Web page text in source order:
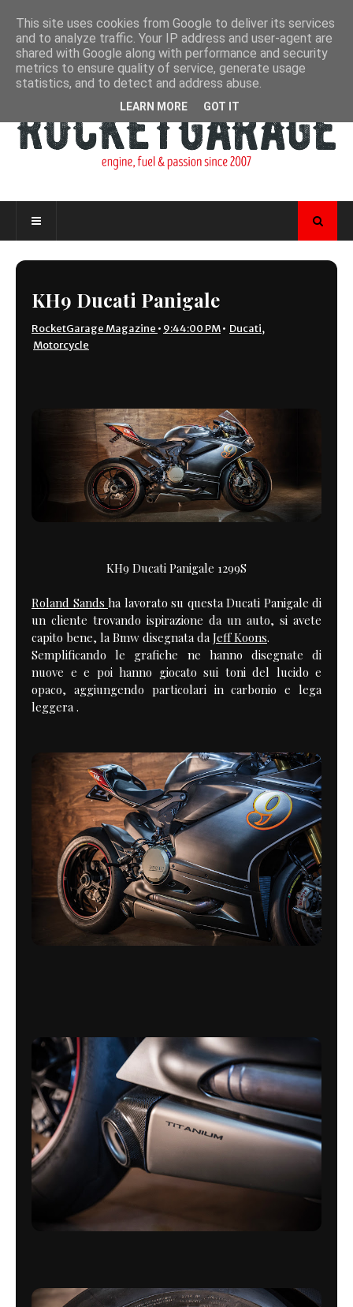
KH9 Ducati Panigale
RocketGarage Magazine • 9:44:00 PM• Ducati,
Motorcycle
KH9 Ducati Panigale 1299S
Roland Sands ha lavorato su questa Ducati Panigale di
un cliente trovando ispirazione da un auto, si avete
capito bene, la Bmw disegnata da Jeff Koons.
Semplificando le grafiche ne hanno disegnate di
nuove e e poi hanno giocato sui toni del lucido e
opaco, aggiungendo particolari in carbonio e lega
leggera .
This site uses cookies from Google to deliver its services
and to analyze traffic. Your IP address and user-agent are
shared with Google along with performance and security
metrics to ensure quality of service, generate usage
statistics, and to detect and address abuse.
LEARN MORE GOT IT